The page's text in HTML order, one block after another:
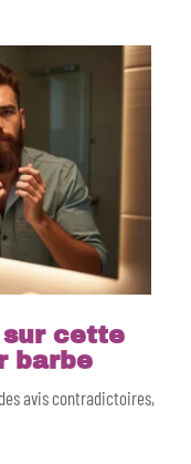
sur cette
barbe
avis contradictoires,